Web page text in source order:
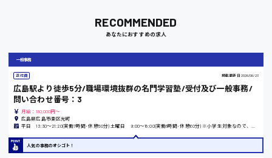
大阪府
時給1300円〜
RECOMMENDED
あなたにおすすめの求人
一般事務
正社員 掲載更新日 2026/06/23
広島駅より徒歩5分/職場環境抜群の名門学習塾/受付及び一般事務/
問い合わせ番号：3
月給：180,000円～
広島県広島市東区光町
平日 13:30〜21:20(実働7時間･休憩50分) 土曜日 9:00〜18:00(実働8時間･休憩60分) ※小学生対象なので、学校の春･夏･冬休み期間は、9:00〜17:30(実働7時間30分･休憩60分)
人気の事務のオシゴト！